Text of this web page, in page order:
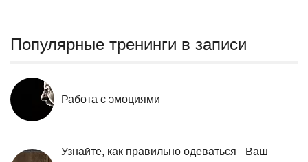
Популярные тренинги в записи
Работа с эмоциями
Узнайте, как правильно одеваться - Ваш